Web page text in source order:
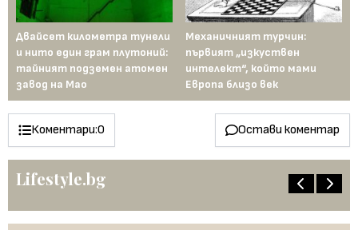
Двайсет километра тунели
и нито един грам плутоний:
тайният подземен атомен
завод на Мао
Механичният турчин:
първият „изкуствен
интелект“, който мами
Европа близо век
Коментари:0 Остави коментар
Lifestyle.bg